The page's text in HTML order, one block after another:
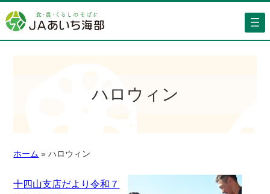
ハロウィン
ホーム » ハロウィン
十四山支店だより令和７